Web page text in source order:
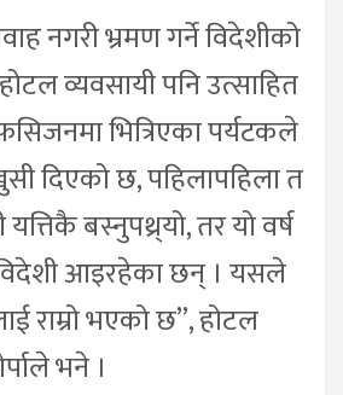
नगरी भ्रमण गर्ने विदेशीको
व्यवसायी पनि उत्साहित
भित्रिएका पर्यटकले
दिएको छ, पहिलापहिला त
बस्नुपथ्र्यो, तर यो वर्ष
आइरहेका छन् । यसले
राम्रो भएको छ”, होटल
भने ।